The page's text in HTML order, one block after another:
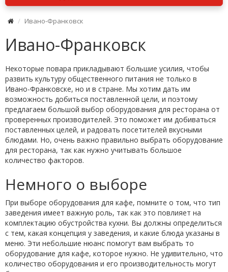
Ивано-Франковск
Ивано-Франковск
Некоторые повара прикладывают большие усилия, чтобы
развить культуру общественного питания не только в
Ивано-Франковске, но и в стране. Мы хотим дать им
возможность добиться поставленной цели, и поэтому
предлагаем большой выбор оборудования для ресторана от
проверенных производителей. Это поможет им добиваться
поставленных целей, и радовать посетителей вкусными
блюдами. Но, очень важно правильно выбрать оборудование
для ресторана, так как нужно учитывать большое
количество факторов.
Немного о выборе
При выборе оборудования для кафе, помните о том, что тип
заведения имеет важную роль, так как это повлияет на
комплектацию обустройства кухни. Вы должны определиться
с тем, какая концепция у заведения, и какие блюда указаны в
меню. Эти небольшие нюанс помогут вам выбрать то
оборудование для кафе, которое нужно. Не удивительно, что
количество оборудования и его производительность могут